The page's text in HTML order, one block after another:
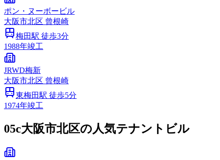
ポン・ヌーボービル
大阪市北区 曾根崎
梅田駅 徒歩3分
1988年竣工
JRWD梅新
大阪市北区 曾根崎
東梅田駅 徒歩5分
1974年竣工
05c大阪市北区の人気テナントビル